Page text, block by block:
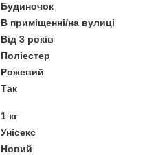
Будиночок
В приміщенні/на вулиці
Від 3 років
Поліестер
Рожевий
Так
1 кг
Унісекс
Новий